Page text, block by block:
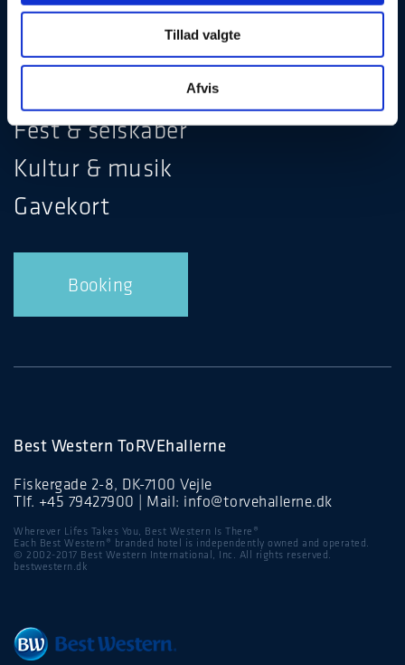
Tillad valgte
Afvis
Hotel & ophold
Møde & konference
Restaurant & bar
Fest & selskaber
Kultur & musik
Gavekort
Booking
Best Western ToRVEhallerne
Fiskergade 2-8, DK-7100 Vejle
Tlf. +45 79427900 | Mail: info@torvehallerne.dk
Wherever Lifes Takes You, Best Western Is There®
Each Best Western® branded hotel is independently owned and operated.
© 2002-2017 Best Western International, Inc. All rights reserved.
bestwestern.dk